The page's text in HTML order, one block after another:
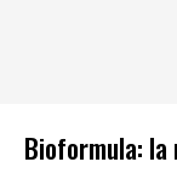
Bioformula: la